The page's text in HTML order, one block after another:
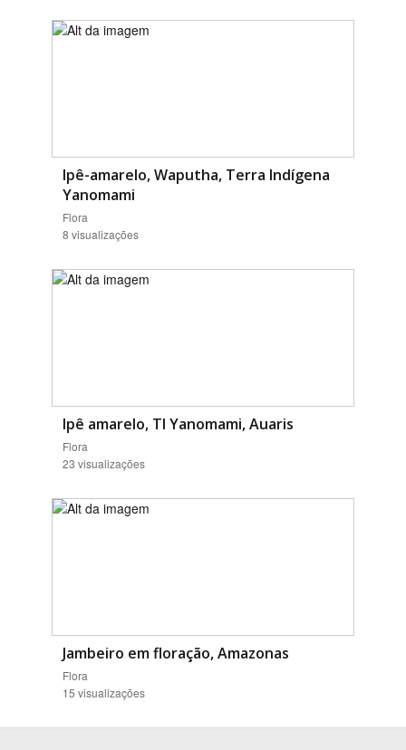
Ipê-amarelo, Waputha, Terra Indígena
Yanomami
Flora
8 visualizações
Ipê amarelo, TI Yanomami, Auaris
Flora
23 visualizações
Jambeiro em floração, Amazonas
Flora
15 visualizações